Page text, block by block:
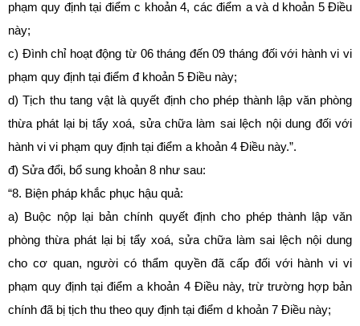
phạm quy định tại điểm c khoản 4, các điểm a và d khoản 5 Điều
này;
c) Đình chỉ hoạt động từ 06 tháng đến 09 tháng đối với hành vi vi
phạm quy định tại điểm đ khoản 5 Điều này;
d) Tịch thu tang vật là quyết định cho phép thành lập văn phòng
thừa phát lại bị tẩy xoá, sửa chữa làm sai lệch nội dung đối với
hành vi vi phạm quy định tại điểm a khoản 4 Điều này.”.
đ) Sửa đổi, bổ sung khoản 8 như sau:
“8. Biện pháp khắc phục hậu quả:
a) Buộc nộp lại bản chính quyết định cho phép thành lập văn
phòng thừa phát lại bị tẩy xoá, sửa chữa làm sai lệch nội dung
cho cơ quan, người có thẩm quyền đã cấp đối với hành vi vi
phạm quy định tại điểm a khoản 4 Điều này, trừ trường hợp bản
chính đã bị tịch thu theo quy định tại điểm d khoản 7 Điều này;